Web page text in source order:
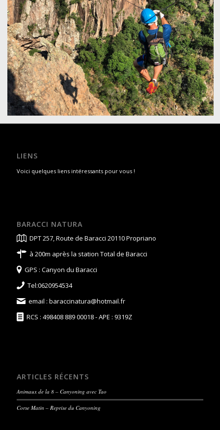
LIENS
Voici quelques liens intéressants pour vous !
BARACCI NATURA
DPT 257, Route de Baracci 20110 Propriano
à 200m après la station Total de Baracci
GPS : Canyon du Baracci
Tel:0620954534
email :baraccinatura@hotmail.fr
RCS : 498408 889 00018 - APE : 9319Z
ARTICLES RÉCENTS
Animaux de la 8 – Canyoning avec Tao
Corse Matin – Reprise du Canyoning